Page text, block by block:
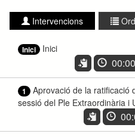
Intervencions
Inici Inici
1
Aprovació de la ratificació
sessió del Ple Extraordinària i